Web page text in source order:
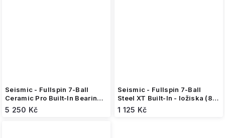
Seismic - Fullspin 7-Ball
Ceramic Pro Built-In Bearings
- ložiska (8 kusů)
5 250 Kč
Seismic - Fullspin 7-Ball
Steel XT Built-In - ložiska (8
kusů)
1 125 Kč